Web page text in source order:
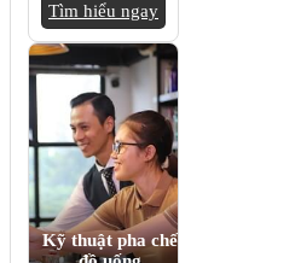
Tìm hiểu ngay
Kỹ thuật pha chế